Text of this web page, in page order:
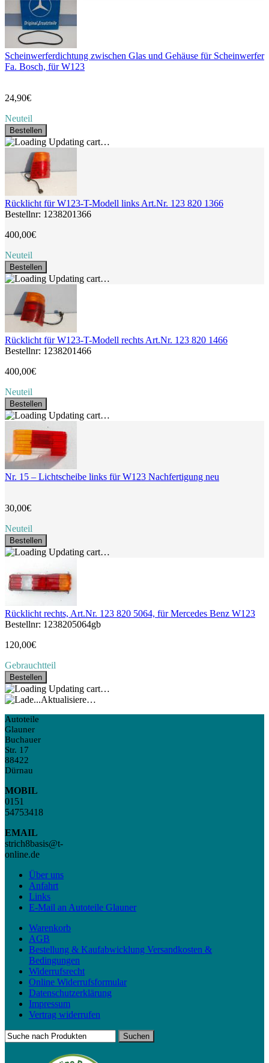
Scheinwerferdichtung zwischen Glas und Gehäuse für Scheinwerfer
Fa. Bosch, für W123
24,90€
Neuteil
Bestellen
Updating cart…
Rücklicht für W123-T-Modell links Art.Nr. 123 820 1366
Bestellnr: 1238201366
400,00€
Neuteil
Bestellen
Updating cart…
Rücklicht für W123-T-Modell rechts Art.Nr. 123 820 1466
Bestellnr: 1238201466
400,00€
Neuteil
Bestellen
Updating cart…
Nr. 15 – Lichtscheibe links für W123 Nachfertigung neu
30,00€
Neuteil
Bestellen
Updating cart…
Rücklicht rechts, Art.Nr. 123 820 5064, für Mercedes Benz W123
Bestellnr: 1238205064gb
120,00€
Gebrauchtteil
Bestellen
Updating cart…
Aktualisiere…
Autoteile
Glauner
Buchauer
Str. 17
88422
Dürnau
MOBIL
0151
54753418
EMAIL
strich8basis@t-
online.de
Über uns
Anfahrt
Links
E-Mail an Autoteile Glauner
Warenkorb
AGB
Bestellung & Kaufabwicklung Versandkosten &
Bedingungen
Widerrufsrecht
Online Widerrufsformular
Datenschutzerklärung
Impressum
Vertrag widerrufen